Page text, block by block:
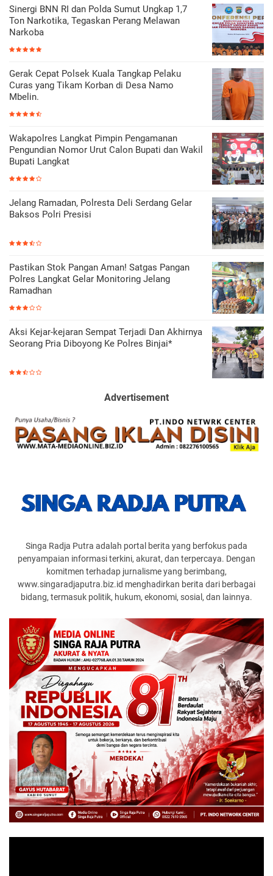
Sinergi BNN RI dan Polda Sumut Ungkap 1,7
Ton Narkotika, Tegaskan Perang Melawan
Narkoba
Gerak Cepat Polsek Kuala Tangkap Pelaku
Curas yang Tikam Korban di Desa Namo
Mbelin.
Wakapolres Langkat Pimpin Pengamanan
Pengundian Nomor Urut Calon Bupati dan Wakil
Bupati Langkat
Jelang Ramadan, Polresta Deli Serdang Gelar
Baksos Polri Presisi
Pastikan Stok Pangan Aman! Satgas Pangan
Polres Langkat Gelar Monitoring Jelang
Ramadhan
Aksi Kejar-kejaran Sempat Terjadi Dan Akhirnya
Seorang Pria Diboyong Ke Polres Binjai*
Advertisement
Singa Radja Putra adalah portal berita yang berfokus pada
penyampaian informasi terkini, akurat, dan terpercaya. Dengan
komitmen terhadap jurnalisme yang berimbang,
www.singaradjaputra.biz.id menghadirkan berita dari berbagai
bidang, termasuk politik, hukum, ekonomi, sosial, dan lainnya.